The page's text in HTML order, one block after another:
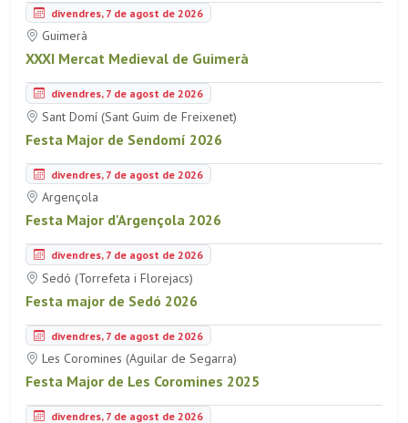
divendres, 7 de agost de 2026
Guimerà
XXXI Mercat Medieval de Guimerà
divendres, 7 de agost de 2026
Sant Domí (Sant Guim de Freixenet)
Festa Major de Sendomí 2026
divendres, 7 de agost de 2026
Argençola
Festa Major d'Argençola 2026
divendres, 7 de agost de 2026
Sedó (Torrefeta i Florejacs)
Festa major de Sedó 2026
divendres, 7 de agost de 2026
Les Coromines (Aguilar de Segarra)
Festa Major de Les Coromines 2025
divendres, 7 de agost de 2026